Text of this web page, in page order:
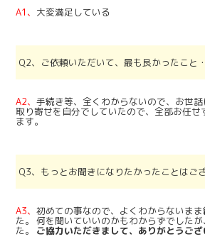
A1、 大変満足している
Q2、ご依頼いただいて、最も良かったこと
A2、手続き等、全くわからないので、お世
取り寄せを自分でしていたので、全部お任せ
ます。
Q3、もっとお聞きになりたかったことはご
A3、初めての事なので、よくわからないま
た。 何を聞いていいのかもわからずでした
た。 ご協力いただきまして、ありがとうござ